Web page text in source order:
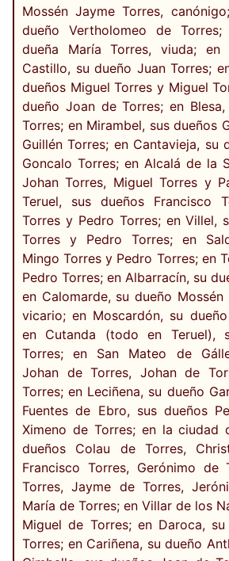
Mossén Jayme Torres,
dueño Vertholomeo de
dueña María Torres, viuda; en
Castillo, su dueño Juan Torres;
dueños Miguel Torres y Miguel
dueño Joan de Torres; en
Torres; en Mirambel, sus dueños
Guillén Torres; en Cantavieja, su
Goncalo Torres; en Alcalá de la
Johan Torres, Miguel Torres y
Teruel, sus dueños Francisco
Torres y Pedro Torres; en Villel,
Torres y Pedro Torres; en
Mingo Torres y Pedro Torres; en
Pedro Torres; en Albarracín, su
en Calomarde, su dueño Mossén
vicario; en Moscardón, su
en Cutanda (todo en Teruel),
Torres; en San Mateo de
Johan de Torres, Johan de
Torres; en Leciñena, su dueño
Fuentes de Ebro, sus dueños
Ximeno de Torres; en la ciudad
dueños Colau de Torres,
Francisco Torres, Gerónimo de
Torres, Jayme de Torres,
María de Torres; en Villar de los
Miguel de Torres; en Daroca,
Torres; en Cariñena, su dueño